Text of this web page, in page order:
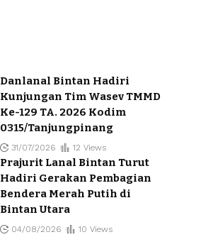
Danlanal Bintan Hadiri
Kunjungan Tim Wasev TMMD
Ke-129 TA. 2026 Kodim
0315/Tanjungpinang
31/07/2026 12 Views
Prajurit Lanal Bintan Turut
Hadiri Gerakan Pembagian
Bendera Merah Putih di
Bintan Utara
04/08/2026 10 Views